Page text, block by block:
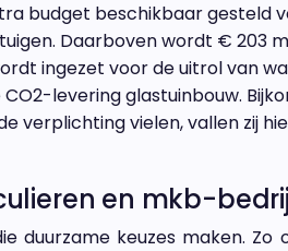
budget beschikbaar
Daarboven wordt € 203
ingezet voor de uitrol van
levering glastuinbouw.
verplichting vielen, vallen zij
en mkb-
duurzame keuzes maken.